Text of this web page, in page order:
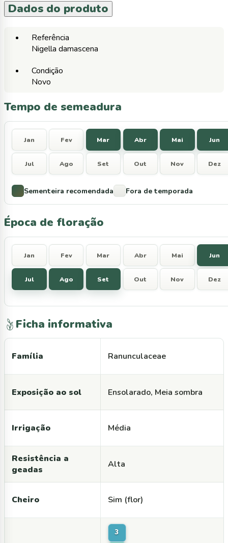
Dados do produto
Referência
Nigella damascena
Condição
Novo
Tempo de semeadura
Jan Fev Mar Abr Mai Jun
Jul Ago Set Out Nov Dez
Sementeira recomendada Fora de temporada
Época de floração
Jan Fev Mar Abr Mai Jun
Jul Ago Set Out Nov Dez
Ficha informativa
Família Ranunculaceae
Exposição ao sol Ensolarado, Meia sombra
Irrigação Média
Resistência a
geadas
Alta
Cheiro Sim (flor)
3